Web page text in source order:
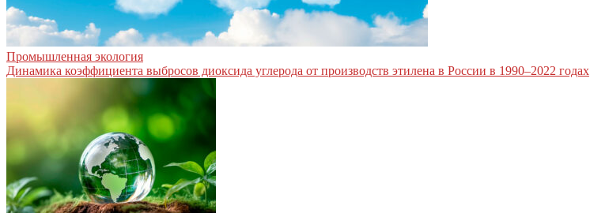
Промышленная экология
Динамика коэффициента выбросов диоксида углерода от производств этилена в России в 1990–2022 годах